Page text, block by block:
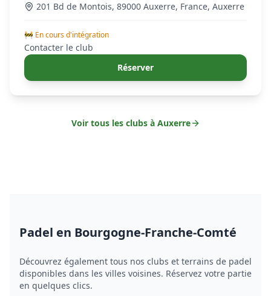
201 Bd de Montois, 89000 Auxerre, France, Auxerre
🚧 En cours d'intégration
Contacter le club
Réserver
Voir tous les clubs à Auxerre
Padel en Bourgogne-Franche-Comté
Découvrez également tous nos clubs et terrains de padel
disponibles dans les villes voisines. Réservez votre partie
en quelques clics.